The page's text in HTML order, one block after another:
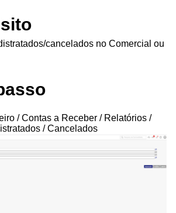
cancelados no Comercial ou
/ Contas a Receber / Relatórios /
/ Cancelados